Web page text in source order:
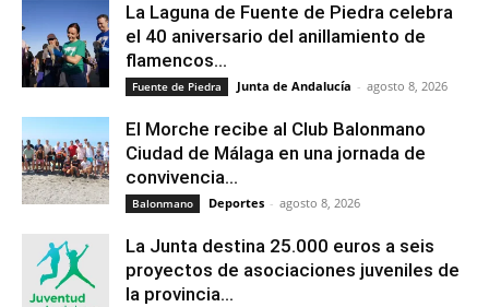
La Laguna de Fuente de Piedra celebra
el 40 aniversario del anillamiento de
flamencos...
Fuente de Piedra Junta de Andalucía - agosto 8, 2026
El Morche recibe al Club Balonmano
Ciudad de Málaga en una jornada de
convivencia...
Balonmano Deportes - agosto 8, 2026
La Junta destina 25.000 euros a seis
proyectos de asociaciones juveniles de
la provincia...